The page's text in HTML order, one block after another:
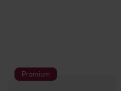
Premium